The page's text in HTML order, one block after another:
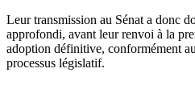
Leur transmission au Sénat a donc
approfondi, avant leur renvoi à la
adoption définitive, conformément
processus législatif.